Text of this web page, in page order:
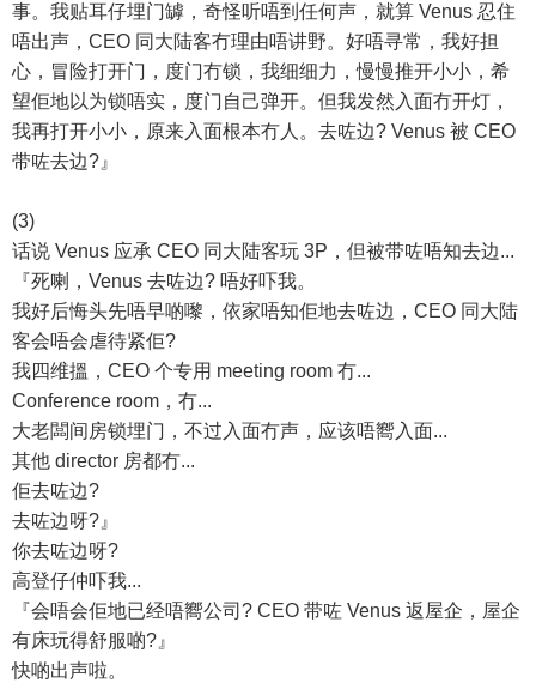
事。我贴耳仔埋门罅，奇怪听唔到任何声，就算 Venus 忍住
唔出声，CEO 同大陆客冇理由唔讲野。好唔寻常，我好担
心，冒险打开门，度门冇锁，我细细力，慢慢推开小小，希
望佢地以为锁唔实，度门自己弹开。但我发然入面冇开灯，
我再打开小小，原来入面根本冇人。去咗边? Venus 被 CEO
带咗去边?』
(3)
话说 Venus 应承 CEO 同大陆客玩 3P，但被带咗唔知去边...
『死喇，Venus 去咗边? 唔好吓我。
我好后悔头先唔早啲嚟，依家唔知佢地去咗边，CEO 同大陆
客会唔会虐待紧佢?
我四维搵，CEO 个专用 meeting room 冇...
Conference room，冇...
大老闆间房锁埋门，不过入面冇声，应该唔嚮入面...
其他 director 房都冇...
佢去咗边?
去咗边呀?』
你去咗边呀?
高登仔仲吓我...
『会唔会佢地已经唔嚮公司? CEO 带咗 Venus 返屋企，屋企
有床玩得舒服啲?』
快啲出声啦。